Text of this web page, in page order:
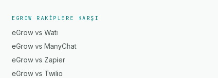
EGROW RAKIPLERE KARŞI
eGrow vs Wati
eGrow vs ManyChat
eGrow vs Zapier
eGrow vs Twilio